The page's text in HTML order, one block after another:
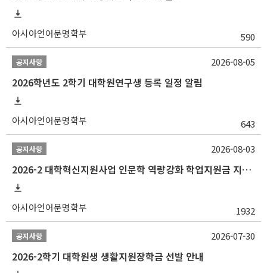
아시아언어문명학부 590
공지사항
2026학년도 2학기 대학원연구생 등록 일정 알림
아시아언어문명학부 643
2026-08-05
공지사항
2026-2 대학혁신지원사업 인문학 역량강화 학업지원금 지원 선발 안내 (학/석/박사)
아시아언어문명학부 1932
2026-08-03
공지사항
2026-2학기 대학원생 생활지원장학금 선발 안내
2026-07-30